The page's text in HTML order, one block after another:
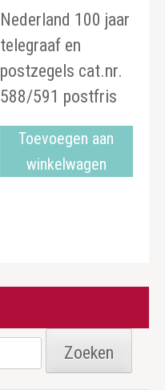
Nederland 100 jaar
telegraaf en
postzegels cat.nr.
588/591 postfris
Toevoegen aan
winkelwagen
Zoeken